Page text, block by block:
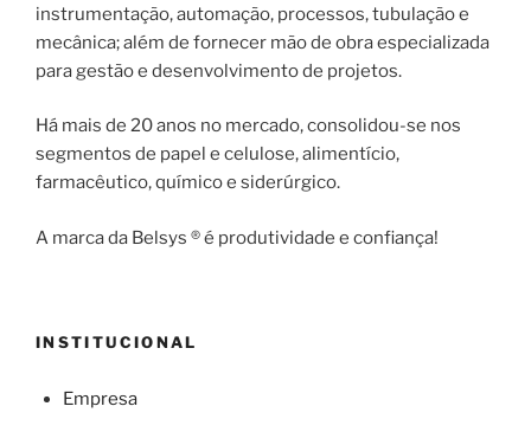
instrumentação, automação, processos, tubulação e
mecânica; além de fornecer mão de obra especializada
para gestão e desenvolvimento de projetos.
Há mais de 20 anos no mercado, consolidou-se nos
segmentos de papel e celulose, alimentício,
farmacêutico, químico e siderúrgico.
A marca da Belsys ® é produtividade e confiança!
INSTITUCIONAL
Empresa